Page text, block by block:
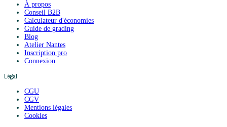
À propos
Conseil B2B
Calculateur d'économies
Guide de grading
Blog
Atelier Nantes
Inscription pro
Connexion
Légal
CGU
CGV
Mentions légales
Cookies